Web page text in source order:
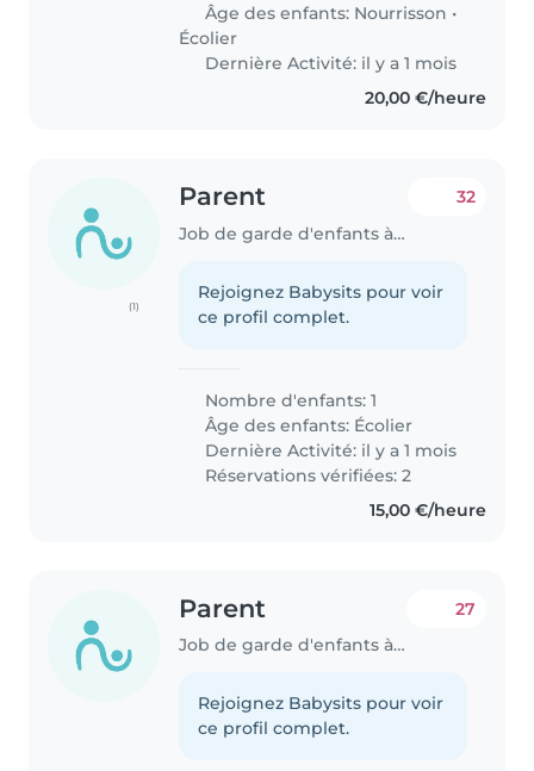
Âge des enfants: Nourrisson •
Écolier
Dernière Activité: il y a 1 mois
20,00 €/heure
(1)
Parent
Job de garde d'enfants à Luxembourg
32
Rejoignez Babysits pour voir
ce profil complet.
Nombre d'enfants: 1
Âge des enfants: Écolier
Dernière Activité: il y a 1 mois
Réservations vérifiées: 2
15,00 €/heure
Parent
Job de garde d'enfants à Luxembourg
27
Rejoignez Babysits pour voir
ce profil complet.